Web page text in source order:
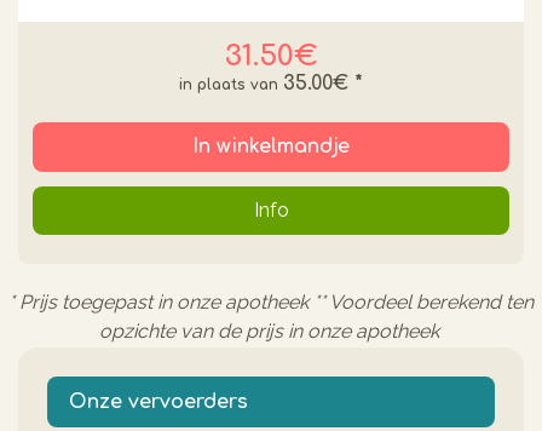
31.50€
35.00€ *
In winkelmandje
Info
* Prijs toegepast in onze apotheek ** Voordeel berekend ten
opzichte van de prijs in onze apotheek
Onze vervoerders